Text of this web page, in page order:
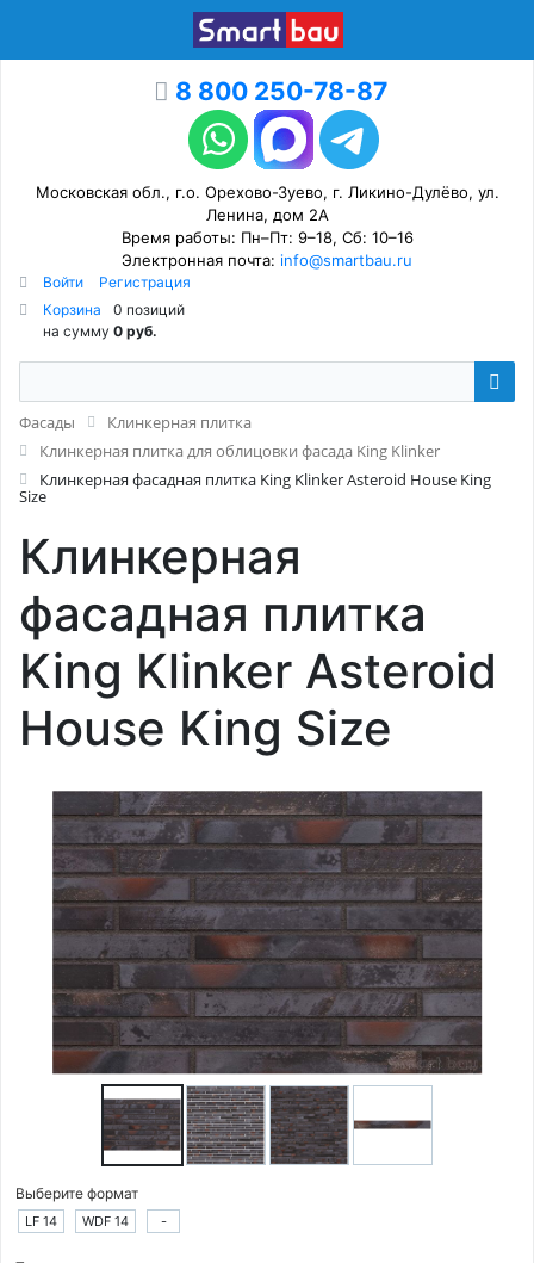
8 800 250-78-87
Московская обл., г.о. Орехово-Зуево, г. Ликино-Дулёво, ул.
Ленина, дом 2А
Время работы: Пн–Пт: 9–18, Сб: 10–16
Электронная почта: info@smartbau.ru
Войти
Регистрация
Корзина
0 позиций
на сумму 0 руб.
Фасады
Клинкерная плитка
Клинкерная плитка для облицовки фасада King Klinker
Клинкерная фасадная плитка King Klinker Asteroid House King
Size
Клинкерная
фасадная плитка
King Klinker Asteroid
House King Size
Выберите формат
LF 14 WDF 14 -